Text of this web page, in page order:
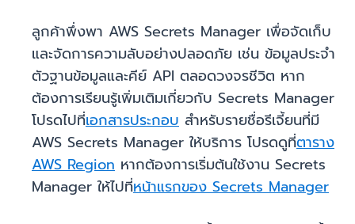
ลูกค้าพึ่งพา AWS Secrets Manager เพื่อจัดเก็บ
และจัดการความลับอย่างปลอดภัย เช่น ข้อมูลประจำ
ตัวฐานข้อมูลและคีย์ API ตลอดวงจรชีวิต หาก
ต้องการเรียนรู้เพิ่มเติมเกี่ยวกับ Secrets Manager
โปรดไปที่เอกสารประกอบ สำหรับรายชื่อรีเจี้ยนที่มี
AWS Secrets Manager ให้บริการ โปรดดูที่ตาราง
AWS Region หากต้องการเริ่มต้นใช้งาน Secrets
Manager ให้ไปที่หน้าแรกของ Secrets Manager